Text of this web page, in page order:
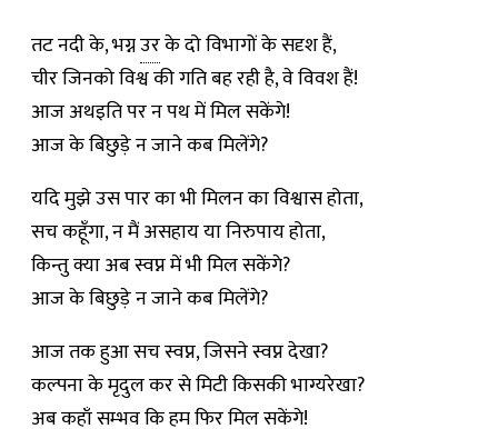
तट नदी के, भग्नउरके दो विभागों के सदृश हैं,
चीर जिनको विश्व की गति बह रही है, वे विवश हैं!
आज अथइति पर न पथ में मिल सकेंगे!
आज के बिछुड़े न जाने कब मिलेंगे?
यदि मुझे उस पार का भी मिलन का विश्वास होता,
सच कहूँगा, न मैं असहाय या निरुपाय होता,
किन्तु क्या अब स्वप्न में भी मिल सकेंगे?
आज के बिछुड़े न जाने कब मिलेंगे?
आज तक हुआ सच स्वप्न, जिसने स्वप्न देखा?
कल्पना के मृदुल कर से मिटी किसकी भाग्यरेखा?
अब कहाँ सम्भव कि हम फिर मिल सकेंगे!